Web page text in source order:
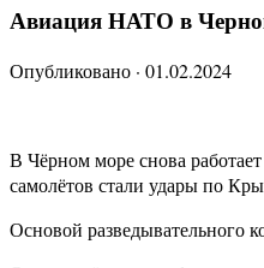
Авиация НАТО в
Опубликовано · 01.02.2024
В Чёрном море снова
самолётов стали удары по
Основой разведывательного